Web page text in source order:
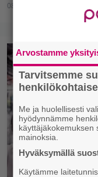
08.12.2022
Arvostamme
Tarvitsemme
Me ja huolellisesti
hyödynnämme
käyttäjäkokemuksen
mainoksia.
Hyväksymällä
Käytämme